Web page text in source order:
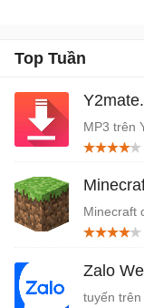
Top Tuần
MP3 trên
miễn phí
Minecraft
Zalo
tuyến